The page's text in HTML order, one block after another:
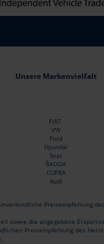
Unsere Markenvielfalt
FIAT
VW
Ford
Hyundai
Seat
ŠKODA
CUPRA
Audi
Preisempfehlung
sowie die angegebene
Preisempfehlung des